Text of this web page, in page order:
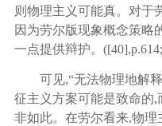
则物理主义可能真。对于
因为劳尔版现象概念策略
一点提供辩护。([40
可见,“无法物理地解
征主义方案可能是致命的
非如此。在劳尔看来,物